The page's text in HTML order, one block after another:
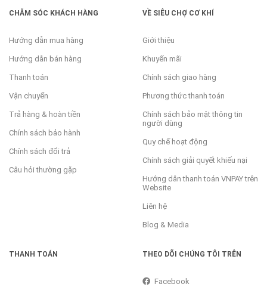
CHĂM SÓC KHÁCH HÀNG
Hướng dẫn mua hàng
Hướng dẫn bán hàng
Thanh toán
Vận chuyển
Trả hàng & hoàn tiền
Chính sách bảo hành
Chính sách đổi trả
Câu hỏi thường gặp
VỀ SIÊU CHỢ CƠ KHÍ
Giới thiệu
Khuyến mãi
Chính sách giao hàng
Phương thức thanh toán
Chính sách bảo mật thông tin
người dùng
Quy chế hoạt động
Chính sách giải quyết khiếu nại
Hướng dẫn thanh toán VNPAY trên
Website
Liên hệ
Blog & Media
THANH TOÁN THEO DÕI CHÚNG TÔI TRÊN
Facebook